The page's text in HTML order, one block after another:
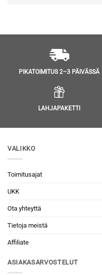
PIKATOIMITUS 2–3 PÄIVÄSSÄ
LAHJAPAKETTI
VALIKKO
Toimitusajat
UKK
Ota yhteyttä
Tietoja meistä
Affiliate
ASIAKASARVOSTELUT